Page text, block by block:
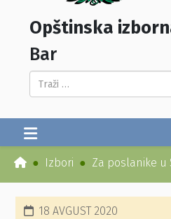
Opštinska
Bar
Pretraga...
Izbori Za poslanike u
18 AVGUST 2020